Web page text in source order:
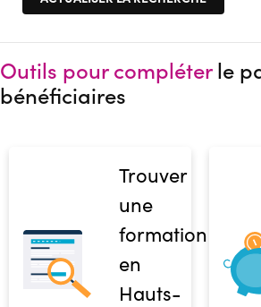
Outils pour compléterle
bénéficiaires
Trouver
une
formation
en
Hauts-